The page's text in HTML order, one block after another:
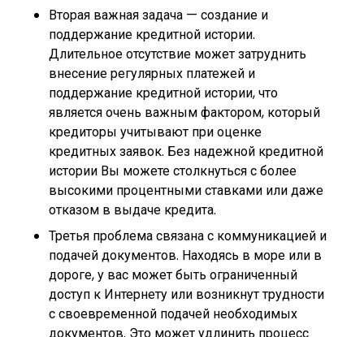
Вторая важная задача — создание и
поддержание кредитной истории.
Длительное отсутствие может затруднить
внесение регулярных платежей и
поддержание кредитной истории, что
является очень важным фактором, который
кредиторы учитывают при оценке
кредитных заявок. Без надежной кредитной
истории Вы можете столкнуться с более
высокими процентными ставками или даже
отказом в выдаче кредита.
Третья проблема связана с коммуникацией и
подачей документов. Находясь в море или в
дороге, у вас может быть ограниченный
доступ к Интернету или возникнут трудности
с своевременной подачей необходимых